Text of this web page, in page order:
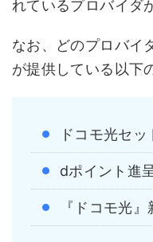
れているプロバイダ
なお、どのプロバイ
が提供している以下
ドコモ光セッ
dポイント進
『ドコモ光